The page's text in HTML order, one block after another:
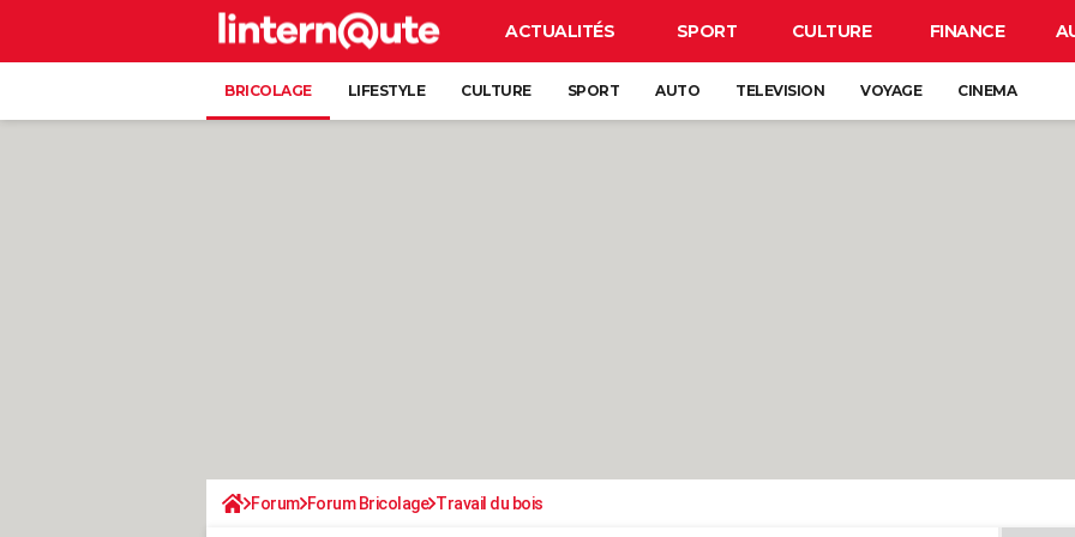
ACTUALITÉS SPORT CULTURE FINANCE
BRICOLAGE LIFESTYLE CULTURE SPORT AUTO TELEVISION VOYAGE CINEMA
Forum Forum Bricolage Travail du bois